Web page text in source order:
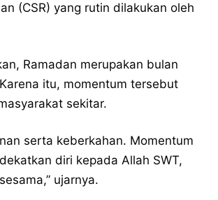
(CSR) yang rutin dilakukan oleh
Ramadan merupakan bulan
itu, momentum tersebut
sekitar.
serta keberkahan. Momentum
diri kepada Allah SWT,
ujarnya.